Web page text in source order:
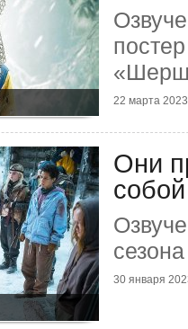
22 марта 2023
Они
собой
30 января